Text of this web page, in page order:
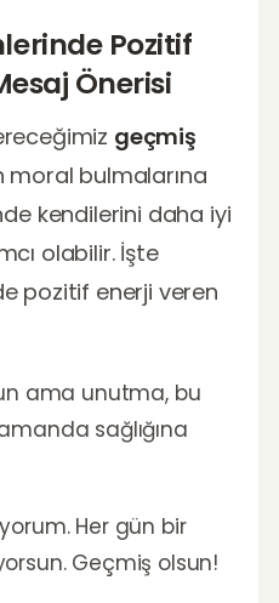
Pozitif
Önerisi
geçmiş
moral bulmalarına
kendilerini daha iyi
olabilir. İşte
pozitif enerji veren
ama unutma, bu
sağlığına
Her gün bir
Geçmiş olsun!